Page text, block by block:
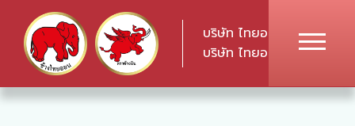
บริษัท ไทยออน เคมีภัณฑ์ จ
บริษัท ไทยออน อินเตอร์แพ